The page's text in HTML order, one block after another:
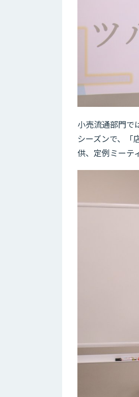
小売流通部門で
シーズンで、「
供、定例ミーテ